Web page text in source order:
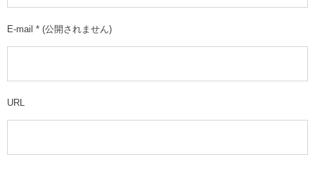
E-mail * (公開されません)
URL